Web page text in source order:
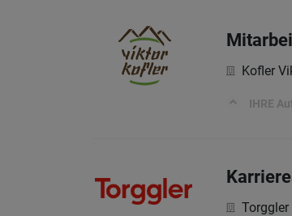
Kofler
IHRE
Torggler